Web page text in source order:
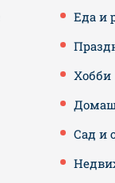
Еда и
Хобби
Сад и